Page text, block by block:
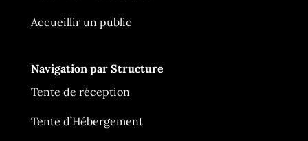
Accueillir un public
Navigation par Structure
Tente de réception
Tente d’Hébergement